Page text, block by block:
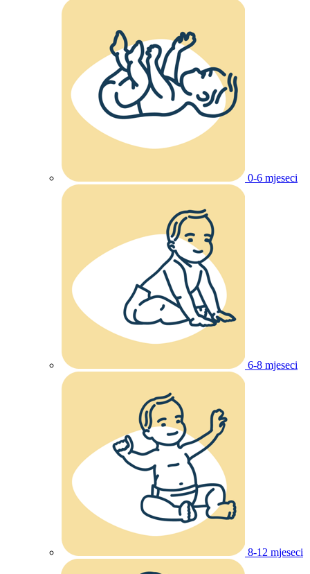
0-6 mjeseci
6-8 mjeseci
8-12 mjeseci